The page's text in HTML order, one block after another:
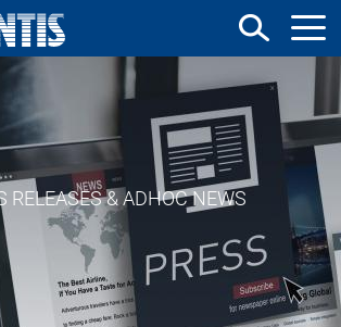
RELEASES & ADHOC NEWS